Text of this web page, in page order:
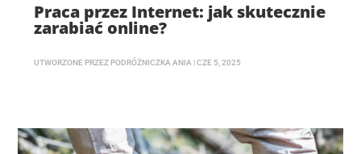
Praca przez Internet: jak skutecznie
zarabiać online?
UTWORZONE PRZEZ PODRÓŻNICZKA ANIA |CZE 5, 2025